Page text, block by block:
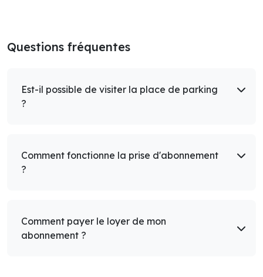
Questions fréquentes
Est-il possible de visiter la place de parking
?
Comment fonctionne la prise d'abonnement
?
Comment payer le loyer de mon
abonnement ?